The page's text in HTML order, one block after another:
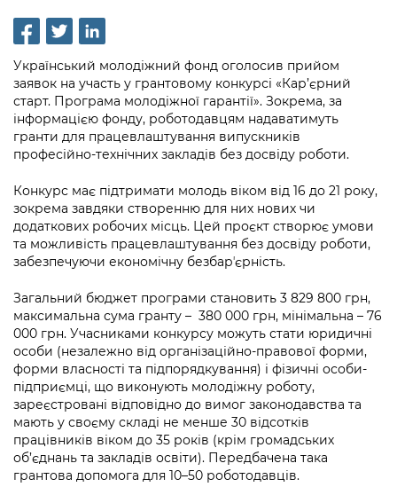
Проєкти розпоряджень, що
перебувають на погодженні КМВА
Рішення Київради
Контактна інформація
Вакансії
Статистика
Звернення громадян
Регуляторна діяльність
Промисловість і наука Києва
Підприємства, установи, організації
Kyiv International Relations
Річні звіти
Освіта та навчальні заклади
Навколишнє середовище міста
Містобудування та земельні ділянки
Культура, спорт, дозвілля
Бізнес та ліцензування
Фінанси та бюджет
Безпека та правопорядок
Ритуальні послуги
Іноземцям / For foreigners
Пам'ятки культурної спадщини
Портал Захисників та Захисниць
Безбар'єрність
Громадська експертиза
Консультації з громадськістю
Громадська рада
Петиції
Відкритий бюджет
Контактний центр
Рада з питань внутрішньо переміщених
осіб при Київській міській військовій
адміністрації
«Ініціатива «Партнерство «Відкритий
Уряд» – місцевий рівень»
Важливе під час воєнного стану
Інформація з обмеженим доступом
Подати запит онлайн
Проекти нормативно-правових та
інших актів
Питання і відповіді про публічну
інформацію
Порядок оскарження рішень, дій чи
Звіти про опрацювання запитів на
публічну інформацію
Інформація для споживачів
Про відкриті дані
Портал даних Києва
Медіагалерея
Підписатися на новини та анонси від
КМДА / Subscribe to announcements
from the KCSA
Порядок акредитації медіа /
Accreditation process
Подати журналістський запит /
Submitting a media request
Зйомки в лікарнях в умовах воєнного
стану / Rules for media coverage of
hospitals at work under martial law
Контакти для медіа / Contacts for mass
media
Портал Послуг
Український молодіжний фонд оголосив прийом
заявок на участь у грантовому конкурсі «Кар’єрний
старт. Програма молодіжної гарантії». Зокрема, за
інформацією фонду, роботодавцям надаватимуть
гранти для працевлаштування випускників
професійно-технічних закладів без досвіду роботи.
Конкурс має підтримати молодь віком від 16 до 21 року,
зокрема завдяки створенню для них нових чи
додаткових робочих місць. Цей проєкт створює умови
та можливість працевлаштування без досвіду роботи,
забезпечуючи економічну безбарʼєрність.
Загальний бюджет програми становить 3 829 800 грн,
максимальна сума гранту – 380 000 грн, мінімальна – 76
000 грн. Учасниками конкурсу можуть стати юридичні
особи (незалежно від організаційно-правової форми,
форми власності та підпорядкування) і фізичні особи-
підприємці, що виконують молодіжну роботу,
зареєстровані відповідно до вимог законодавства та
мають у своєму складі не менше 30 відсотків
працівників віком до 35 років (крім громадських
об’єднань та закладів освіти). Передбачена така
грантова допомога для 10–50 роботодавців.